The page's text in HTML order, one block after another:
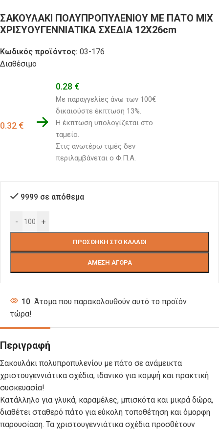
ΣΑΚΟΥΛΑΚΙ ΠΟΛΥΠΡΟΠΥΛΕΝΙΟΥ ΜΕ ΠΑΤΟ ΜΙΧ
ΧΡΙΣΥΟΥΓΕΝΝΙΑΤΙΚΑ ΣΧΕΔΙΑ 12Χ26cm
Κωδικός προϊόντος: 03-176
Διαθέσιμο
0.32 €
0.28 €
Με παραγγελίες άνω των 100€
δικαιούστε έκπτωση 13%.
Η έκπτωση υπολογίζεται στο
ταμείο.
Στις ανωτέρω τιμές δεν
περιλαμβάνεται ο Φ.Π.Α.
9999 σε απόθεμα
- +
ΠΡΟΣΘΉΚΗ ΣΤΟ ΚΑΛΆΘΙ
ΆΜΕΣΗ ΑΓΟΡΆ
10 Άτομα που παρακολουθούν αυτό το προϊόν
τώρα!
Περιγραφή
Σακουλάκι πολυπροπυλενίου με πάτο σε ανάμεικτα
χριστουγεννιάτικα σχέδια, ιδανικό για κομψή και πρακτική
συσκευασία!
Κατάλληλο για γλυκά, καραμέλες, μπισκότα και μικρά δώρα,
διαθέτει σταθερό πάτο για εύκολη τοποθέτηση και όμορφη
παρουσίαση. Τα χριστουγεννιάτικα σχέδια προσθέτουν